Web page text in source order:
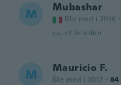
M Mubashar
Ble med i 2016 ·
ca. et år siden
M Mauricio F.
Ble med i 2017 · 84